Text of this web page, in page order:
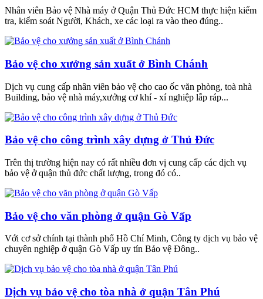
Nhân viên Bảo vệ Nhà máy ở Quận Thủ Đức HCM thực hiện kiểm
tra, kiểm soát Người, Khách, xe các loại ra vào theo đúng..
Bảo vệ cho xưởng sản xuất ở Bình Chánh
Dịch vụ cung cấp nhân viên bảo vệ cho cao ốc văn phòng, toà nhà
Building, bảo vệ nhà máy,xưởng cơ khí - xí nghiệp lắp ráp...
Bảo vệ cho công trình xây dựng ở Thủ Đức
Trên thị trường hiện nay có rất nhiều đơn vị cung cấp các dịch vụ
bảo vệ ở quận thủ đức chất lượng, trong đó có..
Bảo vệ cho văn phòng ở quận Gò Vấp
Với cơ sở chính tại thành phố Hồ Chí Minh, Công ty dịch vụ bảo vệ
chuyên nghiệp ở quận Gò Vấp uy tín Bảo vệ Đông..
Dịch vụ bảo vệ cho tòa nhà ở quận Tân Phú